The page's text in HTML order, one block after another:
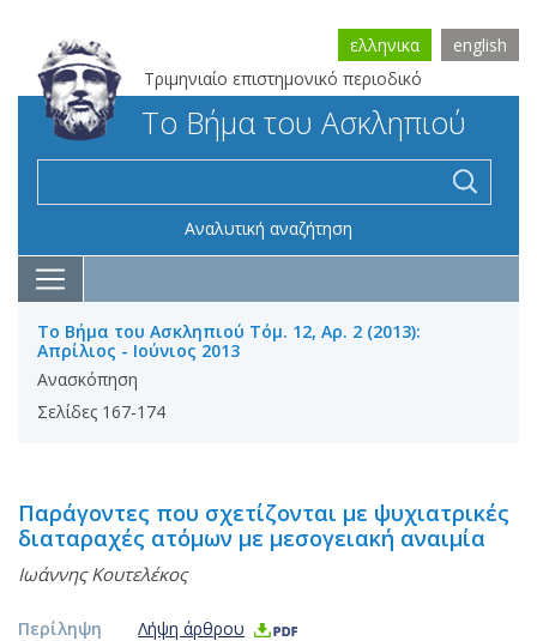
Τριμηνιαίο επιστημονικό περιοδικό
ελληνικα english
Το Βήμα του Ασκληπιού
Αναλυτική αναζήτηση
Το Βήμα του Ασκληπιού Τόμ. 12, Αρ. 2 (2013):
Απρίλιος - Ιούνιος 2013
Ανασκόπηση
Σελίδες 167-174
Παράγοντες που σχετίζονται με ψυχιατρικές
διαταραχές ατόμων με μεσογειακή αναιμία
Ιωάννης Κουτελέκος
Περίληψη
Λήψη άρθρου